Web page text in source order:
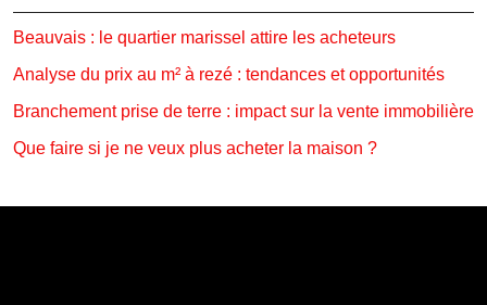
Beauvais : le quartier marissel attire les acheteurs
Analyse du prix au m² à rezé : tendances et opportunités
Branchement prise de terre : impact sur la vente immobilière
Que faire si je ne veux plus acheter la maison ?